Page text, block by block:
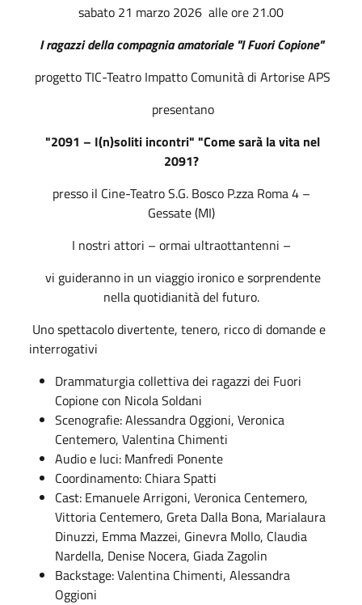
sabato 21 marzo 2026 alle ore 21.00
I ragazzi della compagnia amatoriale "I Fuori Copione"
progetto TIC-Teatro Impatto Comunità di Artorise APS
presentano
"2091 – I(n)soliti incontri" "Come sarà la vita nel
2091?
presso il Cine-Teatro S.G. Bosco P.zza Roma 4 –
Gessate (MI)
I nostri attori – ormai ultraottantenni –
vi guideranno in un viaggio ironico e sorprendente
nella quotidianità del futuro.
Uno spettacolo divertente, tenero, ricco di domande e
interrogativi
Drammaturgia collettiva dei ragazzi dei Fuori
Copione con Nicola Soldani
Scenografie: Alessandra Oggioni, Veronica
Centemero, Valentina Chimenti
Audio e luci: Manfredi Ponente
Coordinamento: Chiara Spatti
Cast: Emanuele Arrigoni, Veronica Centemero,
Vittoria Centemero, Greta Dalla Bona, Marialaura
Dinuzzi, Emma Mazzei, Ginevra Mollo, Claudia
Nardella, Denise Nocera, Giada Zagolin
Backstage: Valentina Chimenti, Alessandra
Oggioni